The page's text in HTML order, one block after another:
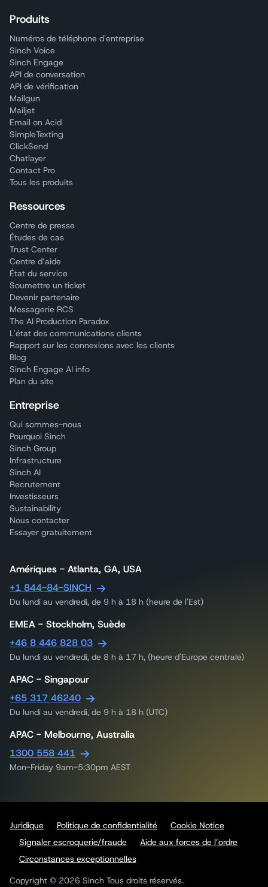
Produits
Numéros de téléphone d'entreprise
Sinch Voice
Sinch Engage
API de conversation
API de vérification
Mailgun
Mailjet
Email on Acid
SimpleTexting
ClickSend
Chatlayer
Contact Pro
Tous les produits
Ressources
Centre de presse
Études de cas
Trust Center
Centre d’aide
État du service
Soumettre un ticket
Devenir partenaire
Messagerie RCS
The AI Production Paradox
L'état des communications clients
Rapport sur les connexions avec les clients
Blog
Sinch Engage AI info
Plan du site
Entreprise
Qui sommes-nous
Pourquoi Sinch
Sinch Group
Infrastructure
Sinch AI
Recrutement
Investisseurs
Sustainability
Nous contacter
Essayer gratuitement
Amériques - Atlanta, GA, USA
+1 844-84-SINCH
Du lundi au vendredi, de 9 h à 18 h (heure de l'Est)
EMEA - Stockholm, Suède
+46 8 446 828 03
Du lundi au vendredi, de 8 h à 17 h, (heure d'Europe centrale)
APAC - Singapour
+65 317 46240
Du lundi au vendredi, de 9 h à 18 h (UTC)
APAC - Melbourne, Australia
1300 558 441
Mon-Friday 9am-5:30pm AEST
Copyright © 2026 Sinch Tous droits réservés.
Juridique Politique de confidentialité
Cookie Notice
Signaler escroquerie/fraude
Aide aux forces de l’ordre
Circonstances exceptionnelles